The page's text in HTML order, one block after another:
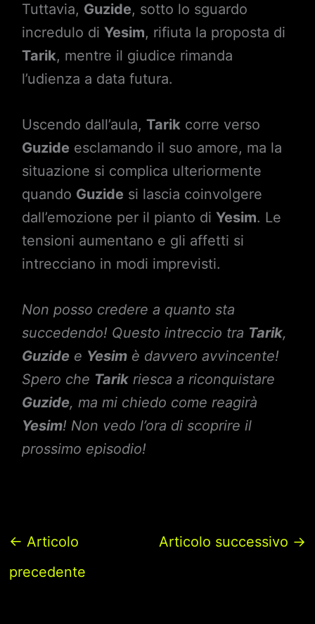
Tuttavia, Guzide, sotto lo sguardo
incredulo di Yesim, rifiuta la proposta di
Tarik, mentre il giudice rimanda
l’udienza a data futura.
Uscendo dall’aula, Tarikcorre verso
Guzide esclamando il suo amore, ma la
situazione si complica ulteriormente
quando Guzide si lascia coinvolgere
dall’emozione per il pianto di Yesim. Le
tensioni aumentano e gli affetti si
intrecciano in modi imprevisti.
Non posso credere a quanto sta
succedendo! Questo intreccio tra Tarik,
Guzidee Yesimè davvero avvincente!
Spero che Tarikriesca a riconquistare
Guzide, ma mi chiedo come reagirà
Yesim! Non vedo l’ora di scoprire il
prossimo episodio!
← Articolo
precedente
Articolo successivo →